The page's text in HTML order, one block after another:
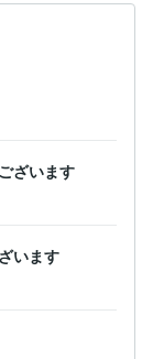
ざいます
います